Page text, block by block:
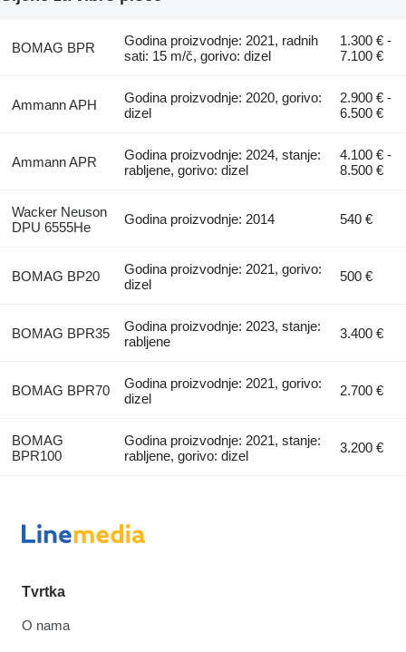
BOMAG BPR
Godina proizvodnje: 2021, radnih
sati: 15 m/č, gorivo: dizel
1.300 € -
7.100 €
Ammann APH
Godina proizvodnje: 2020, gorivo:
dizel
2.900 € -
6.500 €
Ammann APR
Godina proizvodnje: 2024, stanje:
rabljene, gorivo: dizel
4.100 € -
8.500 €
Wacker Neuson
DPU 6555He
Godina proizvodnje: 2014 540 €
BOMAG BP20
Godina proizvodnje: 2021, gorivo:
dizel
500 €
BOMAG BPR35
Godina proizvodnje: 2023, stanje:
rabljene
3.400 €
BOMAG BPR70
Godina proizvodnje: 2021, gorivo:
dizel
2.700 €
BOMAG
BPR100
Godina proizvodnje: 2021, stanje:
rabljene, gorivo: dizel
3.200 €
Tvrtka
O nama